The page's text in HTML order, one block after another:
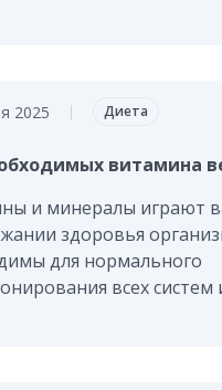
2025 | Диета
витамина
и минералы играют
здоровья
для нормального
всех систем